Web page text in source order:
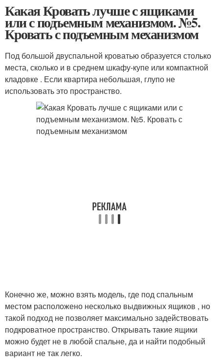
Какая Кровать лучше с ящиками
или с подъемным механизмом. №5.
Кровать с подъемным механизмом
Под большой двуспальной кроватью образуется столько
места, сколько и в среднем шкафу-купе или компактной
кладовке . Если квартира небольшая, глупо не
использовать это пространство.
Конечно же, можно взять модель, где под спальным
местом расположено несколько выдвижных ящиков , но
такой подход не позволяет максимально задействовать
подкроватное пространство. Открывать такие ящики
можно будет не в любой спальне, да и найти подобный
вариант не так легко.